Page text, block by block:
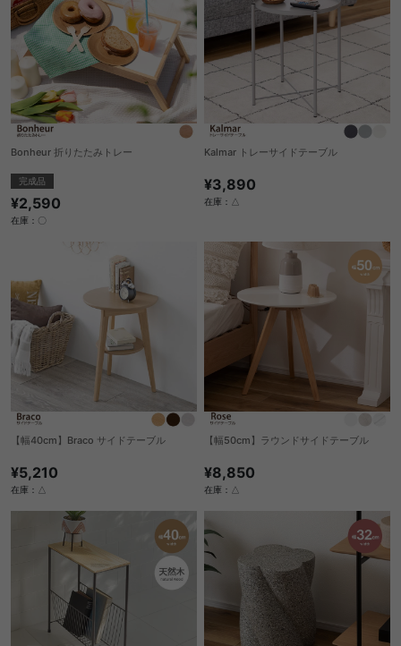
Bonheur 折りたたみトレー
完成品
¥2,590
在庫：〇
Kalmar トレーサイドテーブル
¥3,890
在庫：△
【幅40cm】Braco サイドテーブル
¥5,210
在庫：△
【幅50cm】ラウンドサイドテーブル
¥8,850
在庫：△